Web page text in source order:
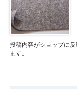
投稿内容がショップに
ます。